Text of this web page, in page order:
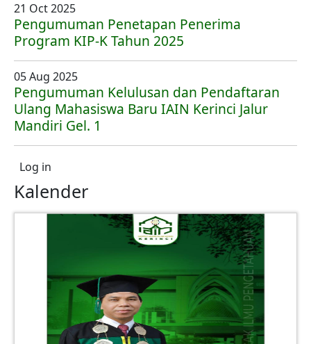
21 Oct 2025
Pengumuman Penetapan Penerima
Program KIP-K Tahun 2025
05 Aug 2025
Pengumuman Kelulusan dan Pendaftaran
Ulang Mahasiswa Baru IAIN Kerinci Jalur
Mandiri Gel. 1
User account menu
Log in
Kalender